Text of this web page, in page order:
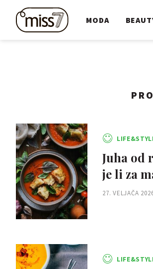
MODA
Juha od
je li za
27. VELJAČA